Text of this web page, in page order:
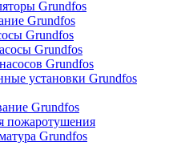
Grundfos
Grundfos
Grundfos
Grundfos
Grundfos
установки Grundfos
Grundfos
пожаротушения
Grundfos